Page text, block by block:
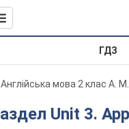
ГДЗ
Англійська мова 2 клас А.
Раздел Unit 3.